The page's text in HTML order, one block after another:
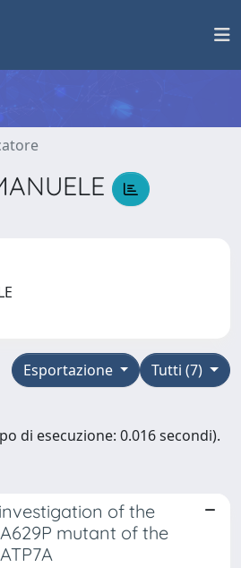
Tutti (7)
Esportazione
di esecuzione: 0.016 secondi).
of the
mutant of the